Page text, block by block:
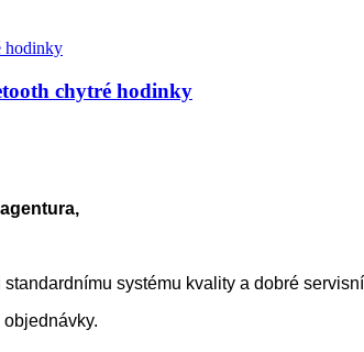
chytré hodinky
systému kvality a dobré